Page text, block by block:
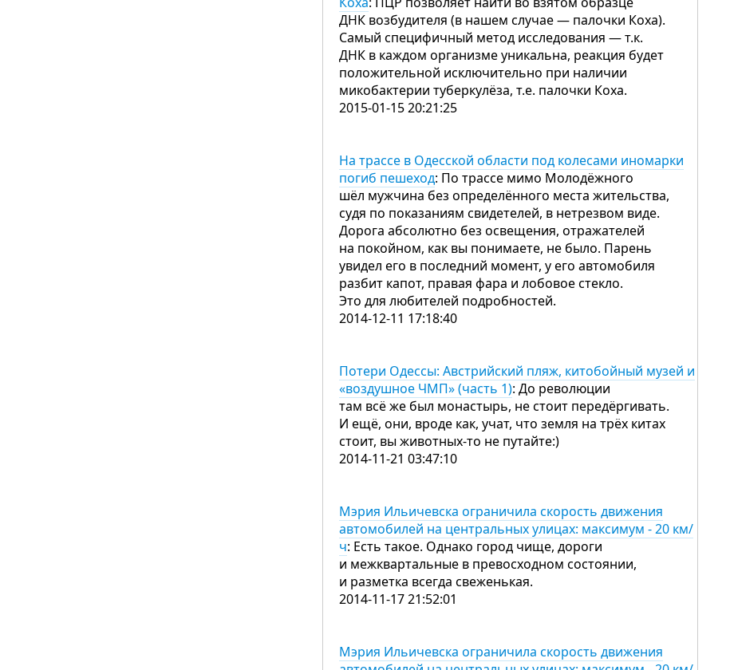
ДНК возбудителя (в нашем случае — палочки Коха).
Самый специфичный метод исследования — т.к.
ДНК в каждом организме уникальна, реакция будет
положительной исключительно при наличии
микобактерии туберкулёза, т.е. палочки Коха.
2015-01-15 20:21:25
На трассе в Одесской области под колесами иномарки
погиб пешеход: По трассе мимо Молодёжного
шёл мужчина без определённого места жительства,
судя по показаниям свидетелей, в нетрезвом виде.
Дорога абсолютно без освещения, отражателей
на покойном, как вы понимаете, не было. Парень
увидел его в последний момент, у его автомобиля
разбит капот, правая фара и лобовое стекло.
Это для любителей подробностей.
2014-12-11 17:18:40
Потери Одессы: Австрийский пляж, китобойный музей и
«воздушное ЧМП» (часть 1): До революции
там всё же был монастырь, не стоит передёргивать.
И ещё, они, вроде как, учат, что земля на трёх китах
стоит, вы животных-то не путайте:)
2014-11-21 03:47:10
Мэрия Ильичевска ограничила скорость движения
автомобилей на центральных улицах: максимум - 20 км/
ч: Есть такое. Однако город чище, дороги
и межквартальные в превосходном состоянии,
и разметка всегда свеженькая.
2014-11-17 21:52:01
Мэрия Ильичевска ограничила скорость движения